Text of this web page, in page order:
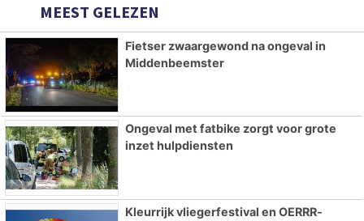
MEEST GELEZEN
Fietser zwaargewond na ongeval in
Middenbeemster
Ongeval met fatbike zorgt voor grote
inzet hulpdiensten
Kleurrijk vliegerfestival en OERRR-